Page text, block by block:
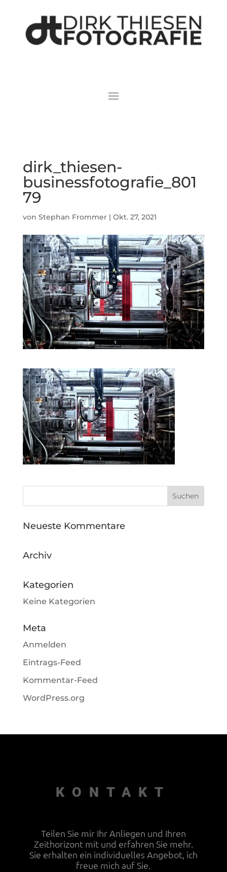
dirk_thiesen-
businessfotografie_801
79
von Stephan Frommer| Okt. 27, 2021
Neueste Kommentare
Archiv
Kategorien
Keine Kategorien
Meta
Anmelden
Eintrags-Feed
Kommentar-Feed
WordPress.org
KONTAKT
Teilen Sie mir Ihr Anliegen und Ihren
Zeithorizont mit und erfahren Sie mehr.
Sie erhalten ein individuelles Angebot, ich
freue mich auf Sie.